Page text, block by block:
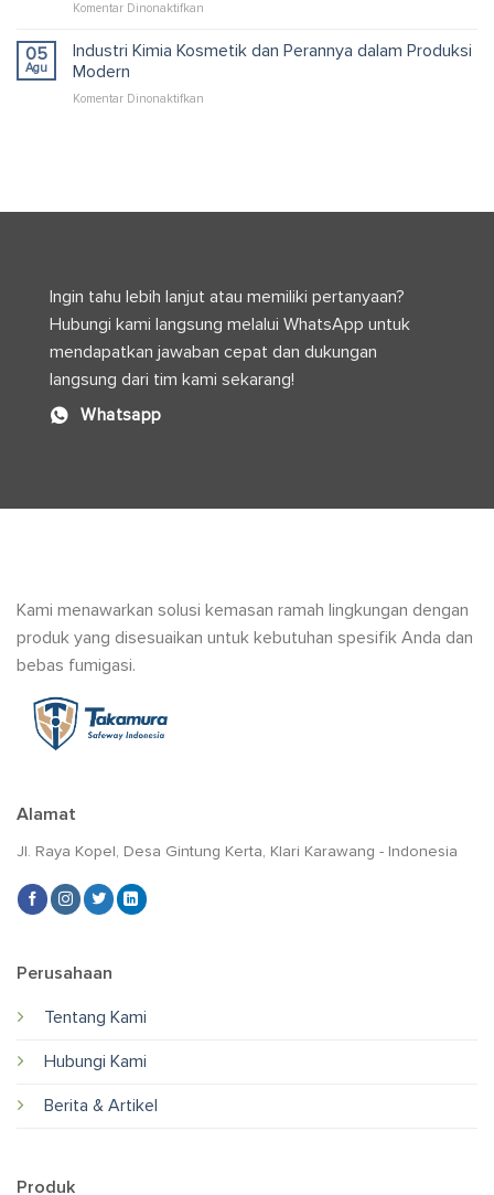
dan
Komentar Dinonaktifkan
Corrugated
Efisien
05
Agu
Industri Kimia Kosmetik dan Perannya dalam Produksi
Modern
Komentar Dinonaktifkan
dalam
Ingin tahu lebih lanjut atau memiliki pertanyaan?
Hubungi kami langsung melalui WhatsApp untuk
mendapatkan jawaban cepat dan dukungan
langsung dari tim kami sekarang!
Whatsapp
Kami menawarkan solusi kemasan ramah lingkungan dengan
produk yang disesuaikan untuk kebutuhan spesifik Anda dan
bebas fumigasi.
Perusahaan
Tentang Kami
Hubungi Kami
Berita & Artikel
Produk
Alamat
Jl. Raya Kopel, Desa Gintung Kerta, Klari Karawang - Indonesia